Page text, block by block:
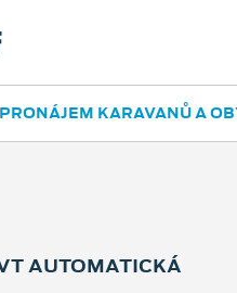
PRONÁJEM KARAVANŮ A
AUTOMATICKÁ